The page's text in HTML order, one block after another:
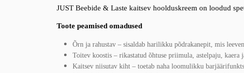
JUST Beebide & Laste kaitsev hoolduskreem on loodud
Toote peamised omadused
Õrn ja rahustav – sisaldab harilikku põdrakanepit, mis
Toitev koostis – rikastatud õhtuse priimula, astelpaju, kaera
Kaitsev niisutav kiht – toetab naha loomulikku